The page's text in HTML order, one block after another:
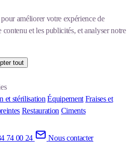
améliorer votre expérience de
et les publicités, et analyser notre
tout
et stérilisation Équipement Fraises et
Restauration Ciments
74 00 24
Nous contacter